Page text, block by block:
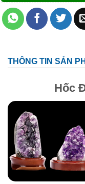
THÔNG TIN SẢN
Hốc